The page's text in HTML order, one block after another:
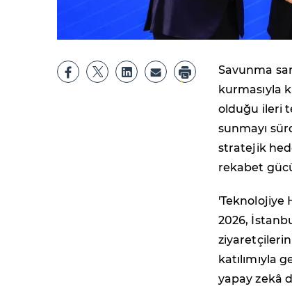
Savunma
kurmasıyla
olduğu ileri
sunmayı
stratejik
rekabet
'Teknolojiye
2026,
katılımıyla
yapay zekâ